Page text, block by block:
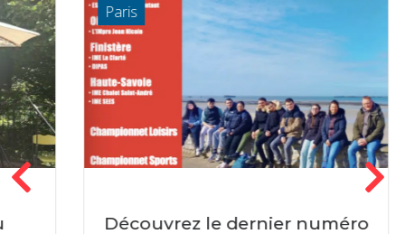
Paris
Découvrez le dernier numéro